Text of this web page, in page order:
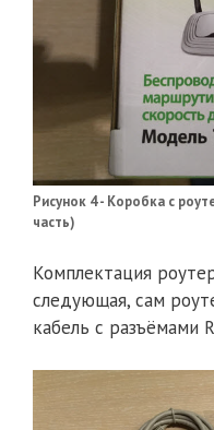
Рисунок 4 - Коробка с
часть)
Комплектация
следующая, сам
кабель с разъёмами